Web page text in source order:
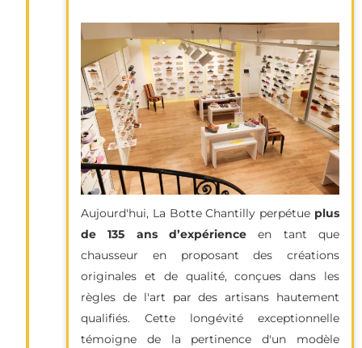
Aujourd'hui, La Botte Chantilly perpétue plus
de 135 ans d’expérience en tant que
chausseur en proposant des créations
originales et de qualité, conçues dans les
règles de l'art par des artisans hautement
qualifiés. Cette longévité exceptionnelle
témoigne de la pertinence d'un modèle